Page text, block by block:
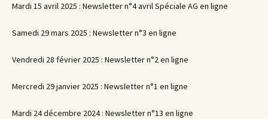
Mardi 15 avril 2025 : Newsletter n°4 avril Spéciale AG en ligne
Samedi 29 mars 2025 : Newsletter n°3 en ligne
Vendredi 28 février 2025 : Newsletter n°2 en ligne
Mercredi 29 janvier 2025 : Newsletter n°1 en ligne
Mardi 24 décembre 2024 : Newsletter n°13 en ligne